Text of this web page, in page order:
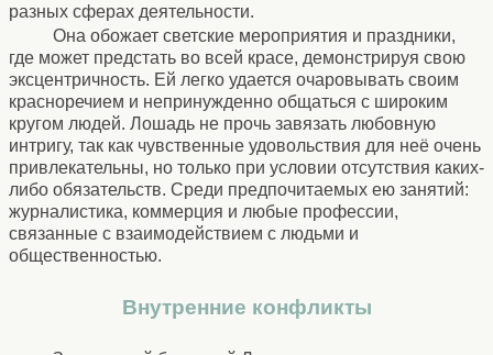
разных сферах деятельности.
Она обожает светские мероприятия и праздники,
где может предстать во всей красе, демонстрируя свою
эксцентричность. Ей легко удается очаровывать своим
красноречием и непринужденно общаться с широким
кругом людей. Лошадь не прочь завязать любовную
интригу, так как чувственные удовольствия для неё очень
привлекательны, но только при условии отсутствия каких-
либо обязательств. Среди предпочитаемых ею занятий:
журналистика, коммерция и любые профессии,
связанные с взаимодействием с людьми и
общественностью.
Внутренние конфликты